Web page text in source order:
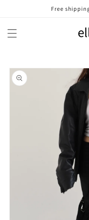
direttamenteFree
Passa alle
informazioni
sul prodotto